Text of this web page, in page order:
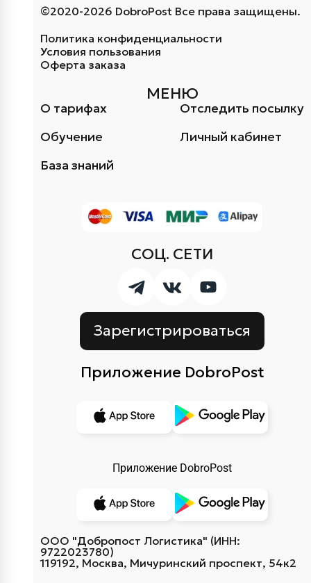
©2020-2026 DobroPost Все права защищены.
Политика конфиденциальности
Условия пользования
Оферта заказа
МЕНЮ
О тарифах
База знаний
Отследить посылку
Обучение
Личный кабинет
СОЦ. СЕТИ
Зарегистрироваться
Приложение DobroPost
Приложение DobroPost
ООО "Добропост Логистика" (ИНН:
9722023780)
119192, Москва, Мичуринский проспект, 54к2